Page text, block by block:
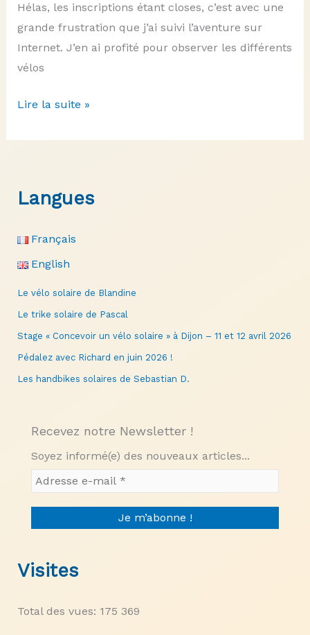
Hélas, les inscriptions étant closes, c’est avec une
grande frustration que j’ai suivi l’aventure sur
Internet. J’en ai profité pour observer les différents
vélos
Le
solaire
Lire la suite »
Langues
Français
English
Le vélo solaire de Blandine
Le trike solaire de Pascal
Stage « Concevoir un vélo solaire » à Dijon – 11 et 12 avril 2026
Pédalez avec Richard en juin 2026 !
Les handbikes solaires de Sebastian D.
Recevez notre Newsletter !
Soyez informé(e) des nouveaux articles...
Visites
Total des vues: 175 369